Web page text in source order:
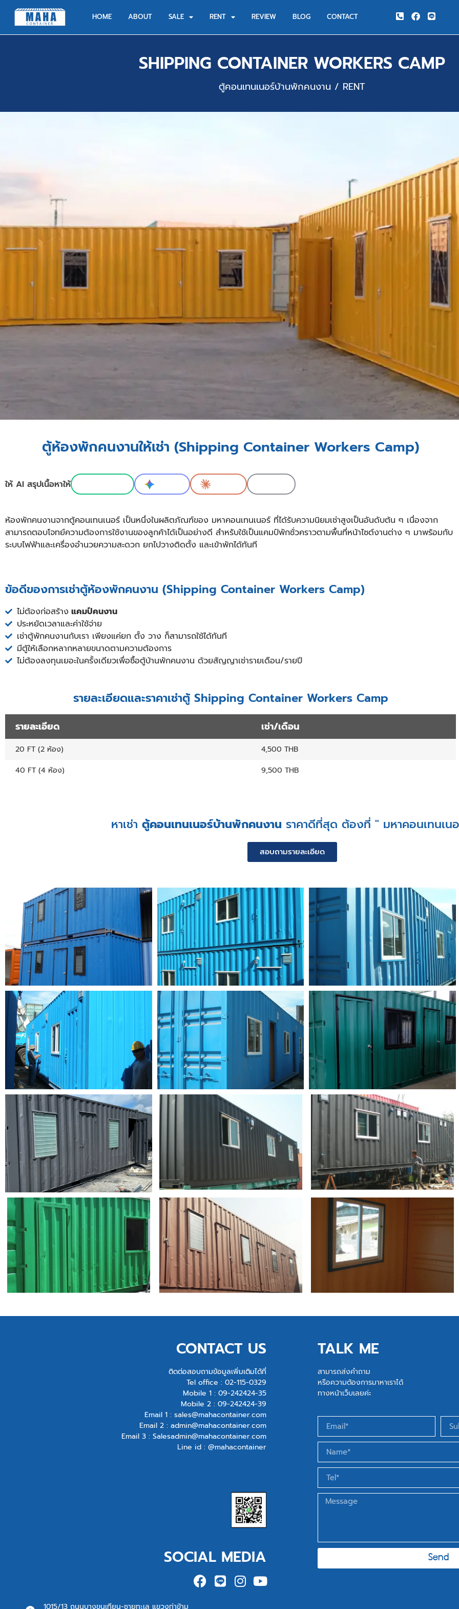
HOME ABOUT SALE RENT REVIEW BLOG CONTACT
SHIPPING CONTAINER WORKERS CAMP
ตู้คอนเทนเนอร์บ้านพักคนงาน / RENT
ตู้ห้องพักคนงานให้เช่า (Shipping Container Workers Camp)
ให้ AI สรุปเนื้อหาให้ Claude
ห้องพักคนงานจากตู้คอนเทนเนอร์ เป็นหนึ่งในผลิตภัณฑ์ของ มหาคอนเทนเนอร์ ที่ได้รับความนิยมเช่าสูงเป็นอันดับต้น ๆ เนื่องจาก
สามารถตอบโจทย์ความต้องการใช้งานของลูกค้าได้เป็นอย่างดี สำหรับใช้เป็นแคมป์พักชั่วคราวตามพื้นที่หน้าไซต์งานต่าง ๆ มาพร้อมกับ
ระบบไฟฟ้าและเครื่องอำนวยความสะดวก ยกไปวางติดตั้ง และเข้าพักได้ทันที
ข้อดีของการเช่าตู้ห้องพักคนงาน (Shipping Container Workers Camp)
ไม่ต้องก่อสร้างแคมป์คนงาน
ประหยัดเวลาและค่าใช้จ่าย
เช่าตู้พักคนงานกับเรา เพียงแค่ยก ตั้ง วาง ก็สามารถใช้ได้ทันที
มีตู้ให้เลือกหลากหลายขนาดตามความต้องการ
ไม่ต้องลงทุนเยอะในครั้งเดียวเพื่อซื้อตู้บ้านพักคนงาน ด้วยสัญญาเช่ารายเดือน/รายปี
รายละเอียดและราคาเช่าตู้ Shipping Container Workers Camp
รายละเอียด เช่า/เดือน
20 FT (2 ห้อง)
4,500 THB
40 FT (4 ห้อง)
9,500 THB
หาเช่า ตู้คอนเทนเนอร์บ้านพักคนงาน ราคาดีที่สุด ต้องที่ " มหาคอนเทนเน
สอบถามรายละเอียด
CONTACT US
ติดต่อสอบถามข้อมูลเพิ่มเติมได้ที่
Tel office : 02-115-0329
Mobile 1 : 09-242424-35
Mobile 2 : 09-242424-39
Email 1 : sales@mahacontainer.com
Email 2 : admin@mahacontainer.com
Email 3 : Salesadmin@mahacontainer.com
Line id : @mahacontainer
SOCIAL MEDIA
1015/13 ถนนบางขุนเทียน-ชายทะเล แขวงท่าข้าม
TALK ME
สามารถส่งคำถาม
หรือความต้องการมาหาเราได้
ทางหน้าเว็บเลยค่ะ
Send